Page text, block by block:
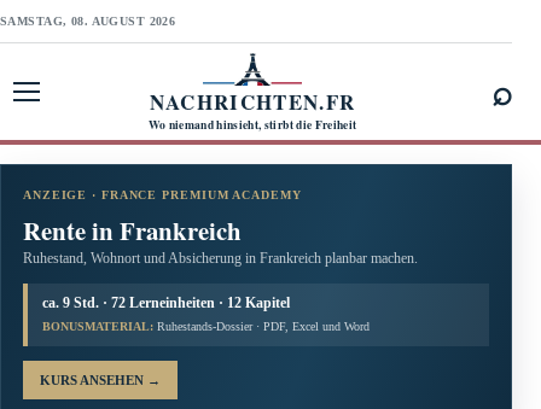
SAMSTAG, 08. AUGUST 2026
NACHRICHTEN.FR
Wo niemand hinsieht, stirbt die Freiheit
⌕
ANZEIGE · FRANCE PREMIUM ACADEMY
Rente in Frankreich
Ruhestand, Wohnort und Absicherung in Frankreich planbar machen.
ca. 9 Std. · 72 Lerneinheiten · 12 Kapitel
BONUSMATERIAL: Ruhestands-Dossier · PDF, Excel und Word
KURS ANSEHEN →